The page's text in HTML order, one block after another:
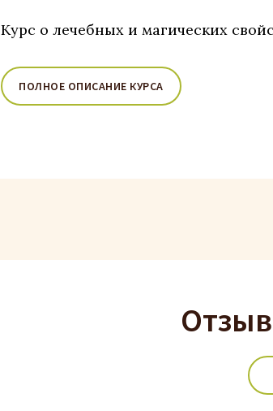
Курс о лечебных и магических
ПОЛНОЕ ОПИСАНИЕ КУРСА